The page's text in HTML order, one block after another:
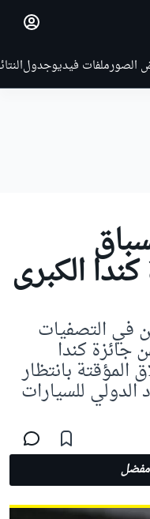
الصورملفات فيديوجدول
الكبرى
التصفيات
جائزة كندا
المؤقتة بانتظار
الدولي للسيارات